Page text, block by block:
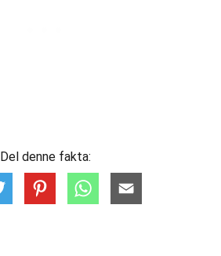
Del denne fakta: